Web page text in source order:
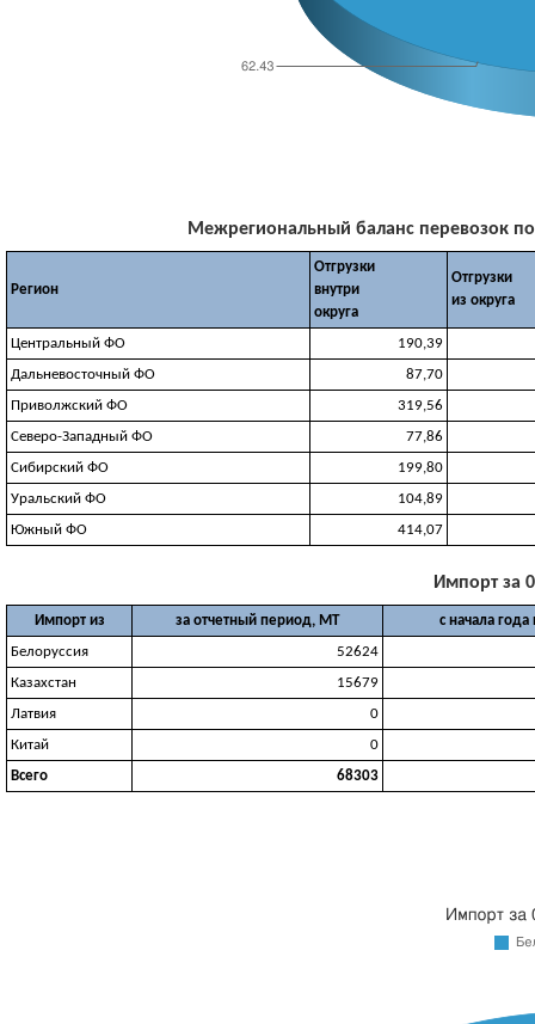
Межрегиональный баланс перевозок
Регион
Отгрузки
внутри
округа
Отгрузки
из округа
Центральный ФО
190,39
Дальневосточный ФО
87,70
Приволжский ФО
319,56
Северо-Западный ФО
77,86
Сибирский ФО
199,80
Уральский ФО
104,89
Южный ФО
414,07
Импорт за
Импорт из за отчетный период, МТ
с начала
Белоруссия
52624
Казахстан
15679
Латвия
0
Китай
0
Всего
68303